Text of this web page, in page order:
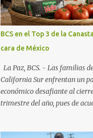
derrama económica sin
proyecciones para este
son optimistas, con un
supera el 70% . Sin embargo,
año la ha dado el norte del
encabeza las expectativas con
impresionante 89% de
impulsado por el interés
turismo de naturaleza. Le
Nuevo). La Paz: 66%. Loreto:
BCS en el Top 3 de la
cara de México
La Paz, BCS. - Las familias
California Sur enfrentan un
económico desafiante al
trimestre del año, pues de